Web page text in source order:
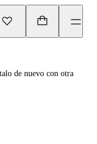
de nuevo con otra